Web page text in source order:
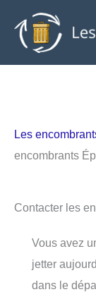
contenu
Les
encombrants
Contacter les
Vous avez
jetter
dans le